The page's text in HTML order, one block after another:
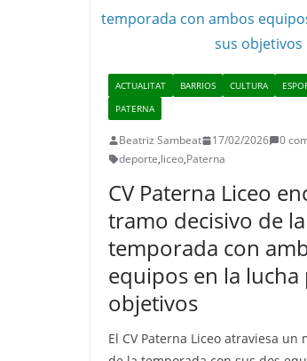
ACTUALITAT BARRIOS CULTURA
PATERNA
Beatriz Sambeat 17/02/2026
0
deporte,liceo,Paterna
CV Paterna Liceo
tramo decisivo de la
temporada con
equipos en la lucha
objetivos
El CV Paterna Liceo atraviesa un